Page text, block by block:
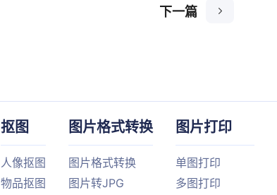
下一篇
抠图
人像抠图
物品抠图
图片格式转换
图片格式转换
图片转JPG
图片打印
单图打印
多图打印